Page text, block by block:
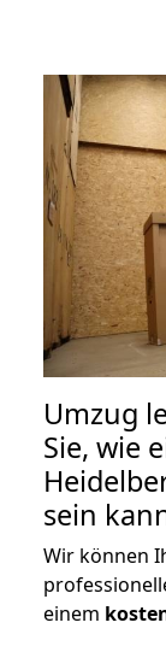
Umzug
Sie, wie
sein
Wir können
einem